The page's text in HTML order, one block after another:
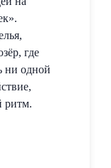
где
ни одной
ритм.